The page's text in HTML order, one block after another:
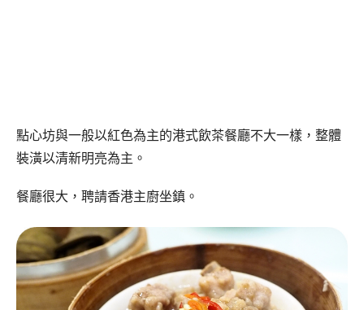
點心坊與一般以紅色為主的港式飲茶餐廳不大一樣，整體
裝潢以清新明亮為主。
餐廳很大，聘請香港主廚坐鎮。